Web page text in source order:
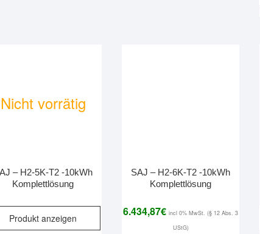
– H2-5K-T2 -10kWh
Komplettlösung
Produkt anzeigen
Nicht vorrätig
SAJ – H2-6K-T2 -10kWh
Komplettlösung
6.434,87€ incl 0% MwSt. (§ 12 Abs. 3
UStG)